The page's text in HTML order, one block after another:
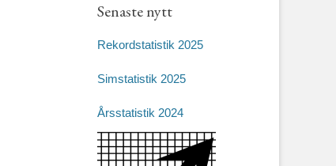
Senaste nytt
Rekordstatistik 2025
Simstatistik 2025
Årsstatistik 2024